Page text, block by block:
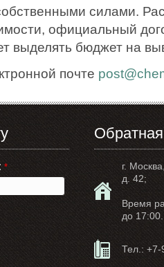
силами.
официальный
выделять бюджет на
почте
*
г.
д. 42;
Время
до 17:00.
Тел.:+7-